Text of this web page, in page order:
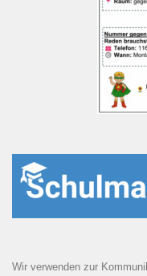
Wir verwenden zur